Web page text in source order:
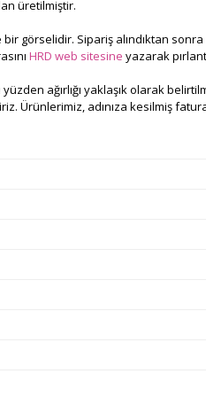
üretilmiştir.
görselidir. Sipariş alındıktan
HRD web sitesine yazarak
ağırlığı yaklaşık olarak
adınıza kesilmiş